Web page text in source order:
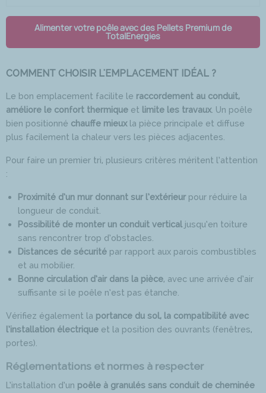
Alimenter votre poêle avec des Pellets Premium de
TotalEnergies
COMMENT CHOISIR L'EMPLACEMENT IDÉAL ?
Le bon emplacement facilite le raccordement au conduit,
améliore le confort thermique et limite les travaux. Un poêle
bien positionné chauffe mieuxla pièce principale et diffuse
plus facilement la chaleur vers les pièces adjacentes.
Pour faire un premier tri, plusieurs critères méritent l’attention
:
Proximité d’un mur donnant sur l’extérieur pour réduire la
longueur de conduit.
Possibilité de monter un conduit vertical jusqu’en toiture
sans rencontrer trop d’obstacles.​​
Distances de sécurité par rapport aux parois combustibles
et au mobilier.
Bonne circulation d’air dans la pièce, avec une arrivée d’air
suffisante si le poêle n’est pas étanche.
Vérifiez également la portance du sol, la compatibilité avec
l’installation électrique et la position des ouvrants (fenêtres,
portes).
Réglementations et normes à respecter
L’installation d’un poêle à granulés sans conduit de cheminée